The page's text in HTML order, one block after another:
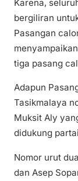
Karena,
bergiliran
Pasangan
tiga pasang
Adapun
Tasikmalaya
Muksit Aly
didukung
Nomor urut
dan Asep